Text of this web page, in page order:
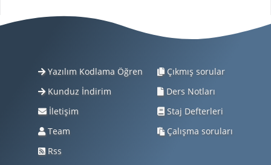
Yazılım Kodlama Öğren
Kunduz İndirim
İletişim
Team
Rss
Çıkmış sorular
Ders Notları
Staj Defterleri
Çalışma soruları